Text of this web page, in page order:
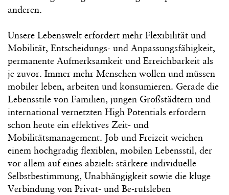
anderen.
Unsere Lebenswelt erfordert mehr Flexibilität und
Mobilität, Entscheidungs- und Anpassungsfähigkeit,
permanente Aufmerksamkeit und Erreichbarkeit als
je zuvor. Immer mehr Menschen wollen und müssen
mobiler leben, arbeiten und konsumieren. Gerade die
Lebensstile von Familien, jungen Großstädtern und
international vernetzten High Potentials erfordern
schon heute ein effektives Zeit- und
Mobilitätsmanagement. Job und Freizeit weichen
einem hochgradig flexiblen, mobilen Lebensstil, der
vor allem auf eines abzielt: stärkere individuelle
Selbstbestimmung, Unabhängigkeit sowie die kluge
Verbindung von Privat- und Be-rufsleben